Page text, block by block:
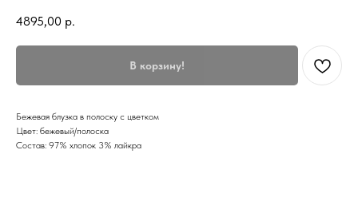
4895,00 р.
В корзину!
Бежевая блузка в полоску с цветком
Цвет: бежевый/полоска
Состав: 97% хлопок 3% лайкра